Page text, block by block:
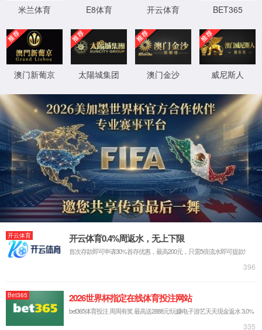
2026买世界杯赛事网站(中国
区)-Official website
返回首页